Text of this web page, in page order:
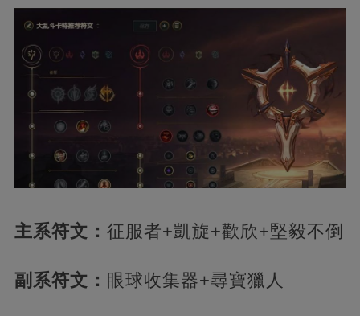
主系符文： 征服者+凱旋+歡欣+堅毅不倒
副系符文： 眼球收集器+尋寶獵人